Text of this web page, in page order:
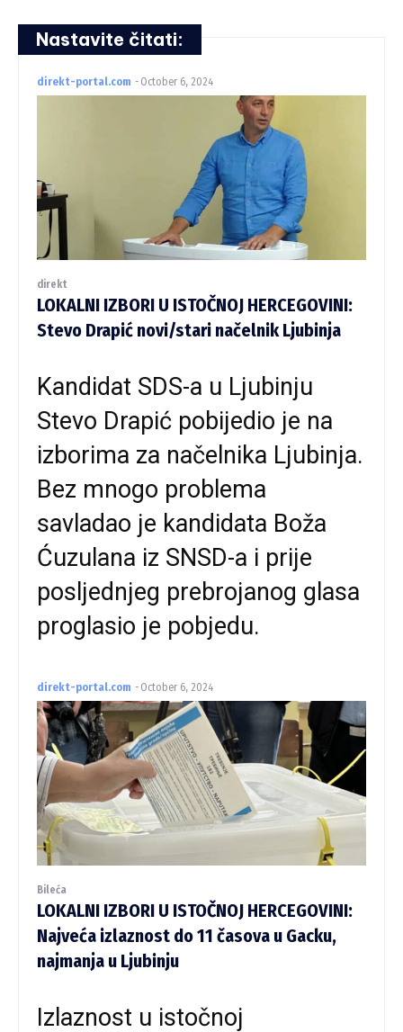
Nastavite čitati:
direkt-portal.com - October 6, 2024
direkt
LOKALNI IZBORI U ISTOČNOJ HERCEGOVINI:
Stevo Drapić novi/stari načelnik Ljubinja
Kandidat SDS-a u Ljubinju
Stevo Drapić pobijedio je na
izborima za načelnika Ljubinja.
Bez mnogo problema
savladao je kandidata Boža
Ćuzulana iz SNSD-a i prije
posljednjeg prebrojanog glasa
proglasio je pobjedu.
direkt-portal.com - October 6, 2024
Bileća
LOKALNI IZBORI U ISTOČNOJ HERCEGOVINI:
Najveća izlaznost do 11 časova u Gacku,
najmanja u Ljubinju
Izlaznost u istočnoj